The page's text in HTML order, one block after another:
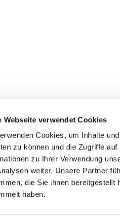
Webseite verwendet Cookies
Cookies, um Inhalte
zu können und die Zugriffe
zu Ihrer Verwendung
weiter. Unsere Partner
die Sie ihnen bereitgestellt
haben.